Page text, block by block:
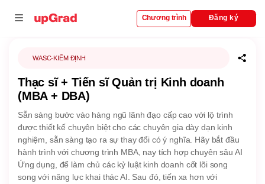
quyền
đại học
Chương trình Đăng ký
WASC-KIỂM ĐỊNH
Thạc sĩ + Tiến sĩ Quản trị Kinh doanh
(MBA + DBA)
Sẵn sàng bước vào hàng ngũ lãnh đạo cấp cao với lộ trình
được thiết kế chuyên biệt cho các chuyên gia dày dạn kinh
nghiệm, sẵn sàng tạo ra sự thay đổi có ý nghĩa. Hãy bắt đầu
hành trình với chương trình MBA, nay tích hợp chuyên sâu AI
Ứng dụng, để làm chủ các kỷ luật kinh doanh cốt lõi song
song với năng lực khai thác AI. Sau đó, tiến xa hơn với